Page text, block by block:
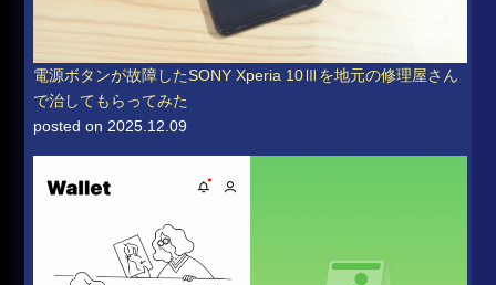
電源ボタンが故障したSONY Xperia 10Ⅲを地元の修理屋さん
で治してもらってみた
posted on 2025.12.09